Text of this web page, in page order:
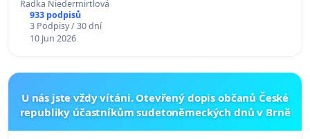
Radka Niedermirtlová
933 podpisů
3 Podpisy / 30 dní
10 Jun 2026
U nás jste vždy vítáni. Otevřený dopis občanů České
republiky účastníkům sudetoněmeckých dnů v Brně